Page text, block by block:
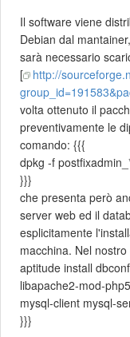
Il software viene
Debian dal
sarà necessario
[
http://
volta ottenuto il
preventivamente le
comando: {{{
dpkg -f
}}}
che presenta però
server web ed il
esplicitamente
macchina. Nel
aptitude install
libapache2-mod-
mysql-client mysql-
}}}